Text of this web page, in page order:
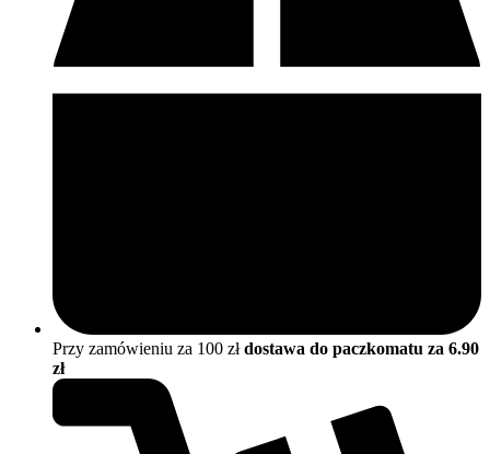
Przy zamówieniu za 100 złdostawa do paczkomatu za 6.90
zł